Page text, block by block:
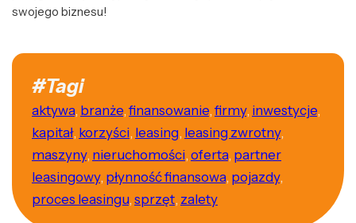
swojego biznesu!
#Tagi
aktywa, branże, finansowanie, firmy, inwestycje,
kapitał, korzyści, leasing, leasing zwrotny,
maszyny, nieruchomości, oferta, partner
leasingowy, płynność finansowa, pojazdy,
proces leasingu, sprzęt, zalety